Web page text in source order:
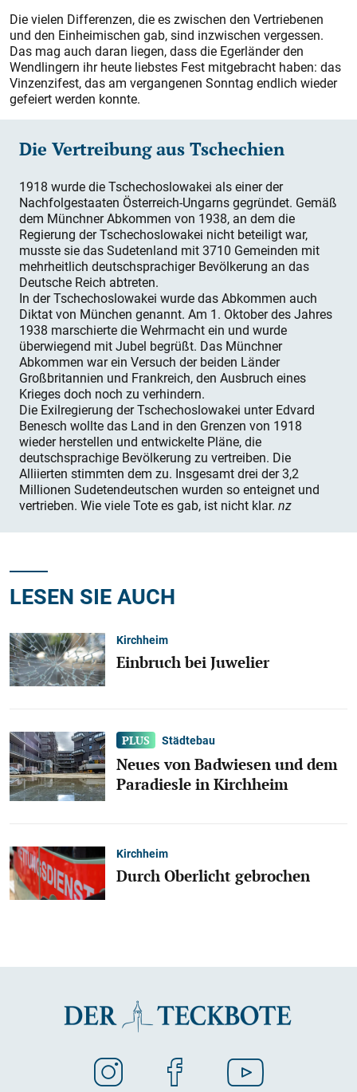
Die vielen Differenzen, die es zwischen den Vertriebenen
und den Einheimischen gab, sind inzwischen vergessen.
Das mag auch daran liegen, dass die Egerländer den
Wendlingern ihr heute liebs­tes Fest mitgebracht haben: das
Vinzenzifest, das am vergangenen Sonntag endlich wieder
gefeiert werden konnte.
Die Vertreibung aus Tschechien
1918 wurde die Tschechoslowakei als einer der
Nachfolgestaaten Österreich-Ungarns gegründet. Gemäß
dem Münchner Abkommen von 1938, an dem die
Regierung der Tschechoslowakei nicht beteiligt war,
musste sie das Sudetenland mit 3710 Gemeinden mit
mehrheitlich deutschsprachiger Bevölkerung an das
Deutsche Reich abtreten.
In der Tschechoslowa­kei wurde das Abkommen auch
Diktat von München genannt. Am 1. Oktober des Jahres
1938 marschierte die Wehrmacht ein und wurde
überwiegend mit Jubel begrüßt. Das Münchner
Abkommen war ein Versuch der beiden Länder
Großbritannien und Frankreich, den Ausbruch eines
Krieges doch noch zu verhindern.
Die Exilregierung der Tschechoslowakei unter Edvard
Benesch wollte das Land in den Grenzen von 1918
wieder herstellen und entwickelte Pläne, die
deutschsprachige Bevölkerung zu vertreiben. Die
Alliierten stimmten dem zu. Insgesamt drei der 3,2
Millionen Sudeten­deutschen wurden so enteignet und
vertrieben. Wie viele Tote es gab, ist nicht klar. nz
LESEN SIE AUCH
Kirchheim
Einbruch bei Juwelier
Städtebau
Neues von Badwiesen und dem
Paradiesle in Kirchheim
Kirchheim
Durch Oberlicht gebrochen